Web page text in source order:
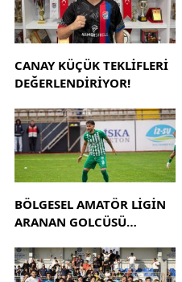
CANAY KÜÇÜK TEKLİFLERİ
DEĞERLENDİRİYOR!
BÖLGESEL AMATÖR LİGİN
ARANAN GOLCÜSÜ
SEZONU TAMAMLADI